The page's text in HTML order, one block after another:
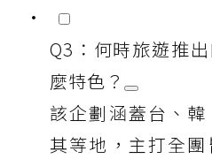
Q3：何時旅遊推
麼特色？
該企劃涵蓋台、
其等地，主打全